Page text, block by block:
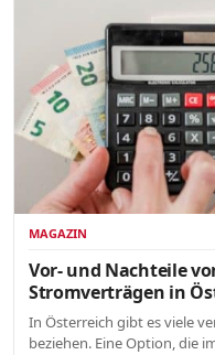
MAGAZIN
Vor- und Nachteile
Stromverträgen in
In Österreich gibt es viele
beziehen. Eine Option, die